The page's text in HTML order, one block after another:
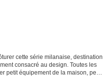
cette série milanaise, destination
consacré au design. Toutes les
petit équipement de la maison, petit